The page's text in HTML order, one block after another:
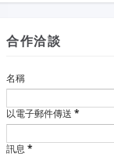
合作洽談
名稱
以電子郵件傳送 *
訊息 *